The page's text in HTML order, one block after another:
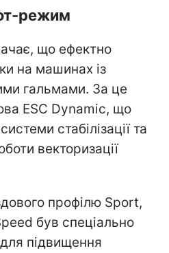
режим
що ефектно
на машинах із
гальмами. За це
ESC Dynamic, що
стабілізації та
векторизації
профілю Sport,
​​був спеціально
підвищення